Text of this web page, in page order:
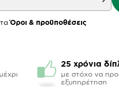
Όροι & προϋποθέσεις
25 χρόνια
με στόχο να
εξυπηρέτηση